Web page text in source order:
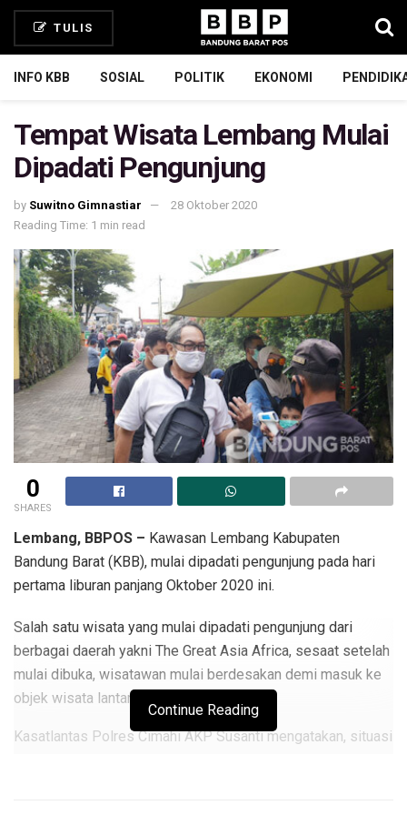
TULIS
INFO KBB SOSIAL POLITIK EKONOMI
Tempat Wisata Lembang Mulai
Dipadati Pengunjung
by Suwitno Gimnastiar
28 Oktober 2020
Reading Time: 1 min read
0
SHARES
Lembang, BBPOS – Kawasan Lembang Kabupaten
Bandung Barat (KBB), mulai dipadati pengunjung pada hari
pertama liburan panjang Oktober 2020 ini.
Salah satu wisata yang mulai dipadati pengunjung dari
berbagai daerah yakni The Great Asia Africa, sesaat setelah
mulai dibuka, wisatawan mulai berdesakan demi masuk ke
objek wisata lantaran belum terlalul ramai.
Kasatlantas Polres Cimahi AKP Susanti mengatakan, situasi
Continue Reading